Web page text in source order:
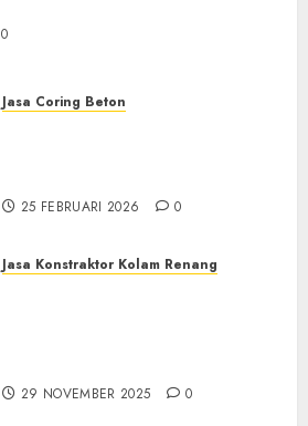
0
Jasa Coring Beton
25 FEBRUARI 2026 0
Jasa Konstraktor Kolam Renang
29 NOVEMBER 2025 0